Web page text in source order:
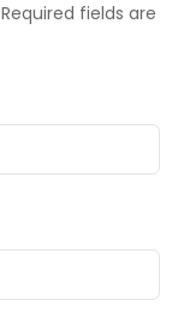
Required fields are